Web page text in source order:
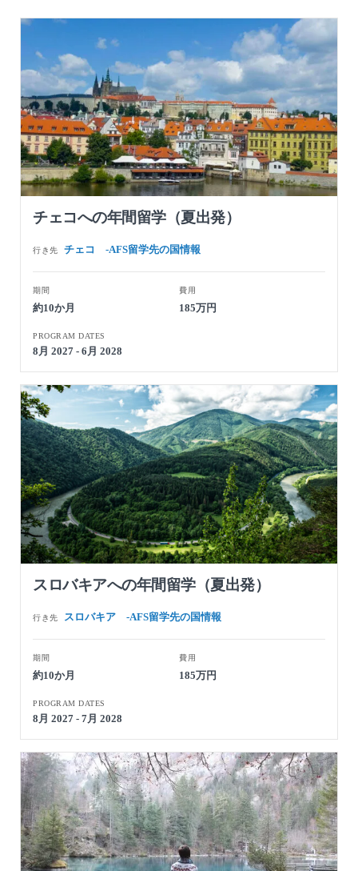
チェコへの年間留学（夏出発）
行き先 チェコ -AFS留学先の国情報
期間
約10か月
費用
185万円
PROGRAM DATES
8月 2027 - 6月 2028
スロバキアへの年間留学（夏出発）
行き先 スロバキア -AFS留学先の国情報
期間
約10か月
費用
185万円
PROGRAM DATES
8月 2027 - 7月 2028